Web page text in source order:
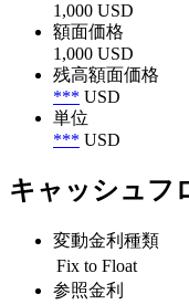
1,000 USD
額面価格
1,000 USD
残高額面価格
*** USD
単位
*** USD
キャッシュフ
変動金利種類
Fix to Float
参照金利